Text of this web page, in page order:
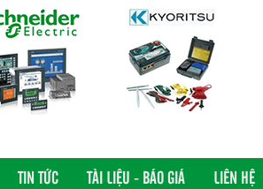
TIN TỨC TÀI LIỆU - BÁO GIÁ LIÊN HỆ